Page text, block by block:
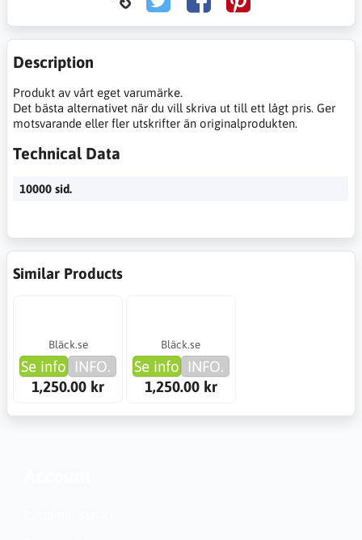
Description
Produkt av vårt eget varumärke.
Det bästa alternativet när du vill skriva ut till ett lågt pris. Ger
motsvarande eller fler utskrifter än originalprodukten.
Technical Data
10000 sid.
Similar Products
Bläck.se
Se info INFO.
1,250.00 kr
Bläck.se
Se info INFO.
1,250.00 kr